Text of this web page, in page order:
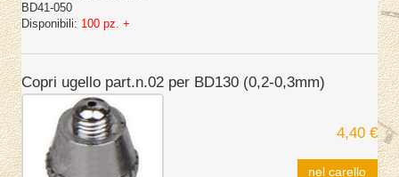
BD41-050
Disponibili: 100 pz. +
Copri ugello part.n.02 per BD130 (0,2-0,3mm)
4,40 €
nel carello